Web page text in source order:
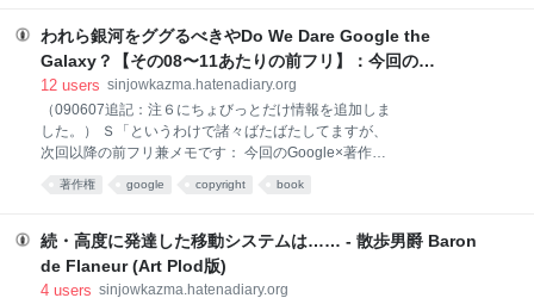
守らなけれ
り次第、更新してきます」 Ｍ「ばたばたしてますね
ー」 Ｓ「してますよ！ ほんとに！」 Ｓ「あ、あとタ
イトル長すぎてTwitter経由だと読みにくい！という声
のにあわせて短くします^_^;)」 090428追記： Ｓ「と
か書いてたら、グーグルのほうから延長を申し出てき
たらしいです： 米グーグル、「書籍検索」和解案の通
知期間延長を要請 なんか、現場の弁護士レベルですご
われら銀河をググるべきやDo We Dare Google the
Galaxy？【その08〜11あたりの前フリ】：今回の
Google×著作権問題、じゃあ現場の著作権者はどうすれば
いいの？と迷っている方のための早見表 - 散歩男爵 Baron
de Flaneur (Art Plod版)
12 users sinjowkazma.hatenadiary.org
（090607追記：注６にちょびっとだけ情報を追加しま
した。） Ｓ「というわけで諸々ばたばたしてますが、
次回以降の前フリ兼メモです： 今回のGoogle×著作権
問題、迷っている貴女*1のための早見表（簡易版・09
年４月下旬現在） グーグル様万歳！ まぁグーグルでも
いていけない アメリカ的な手法はすべて嫌！ 自分の作
品を広く世に知らしめたい 和解案に参加！ とりあえず
和解案に参加して今後いろいろ拒否したり異議を唱え
著作権 google copyright book
続・高度に発達した移動システムは…… - 散歩男爵 Baron
de Flaneur (Art Plod版)
4 users sinjowkazma.hatenadiary.org